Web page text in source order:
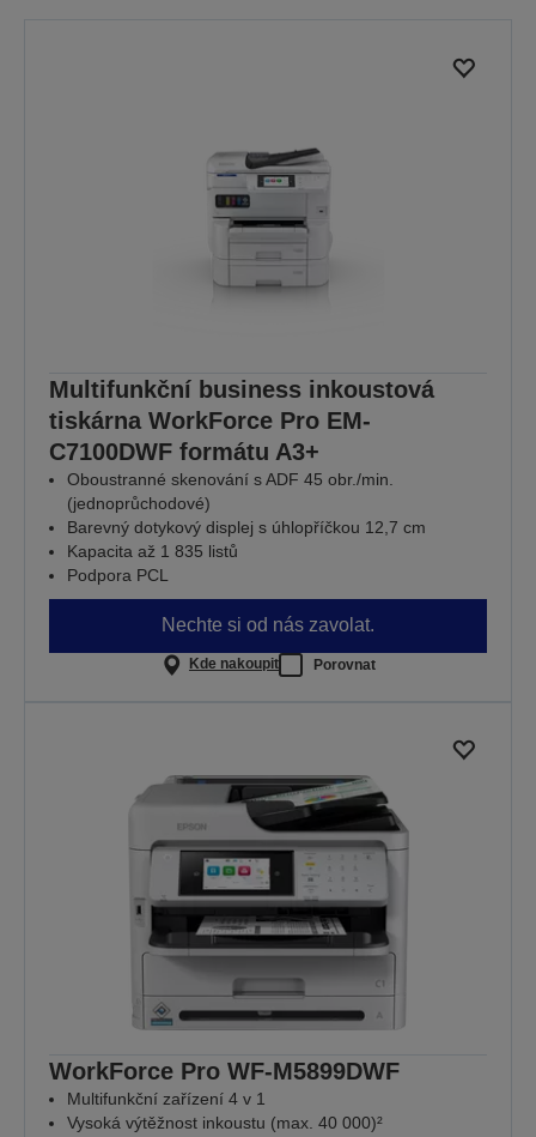
Multifunkční business inkoustová
tiskárna WorkForce Pro EM-
C7100DWF formátu A3+
Oboustranné skenování s ADF 45 obr./min.
(jednoprůchodové)
Barevný dotykový displej s úhlopříčkou 12,7 cm
Kapacita až 1 835 listů
Podpora PCL
Nechte si od nás zavolat.
Kde nakoupit Porovnat
WorkForce Pro WF-M5899DWF
Multifunkční zařízení 4 v 1
Vysoká výtěžnost inkoustu (max. 40 000)²